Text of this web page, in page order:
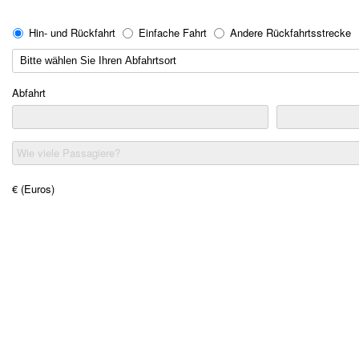
Hin- und Rückfahrt Einfache Fahrt Andere Rückfahrtsstrecke
Abfahrt
Wie viele Passagiere?
€ (Euros)